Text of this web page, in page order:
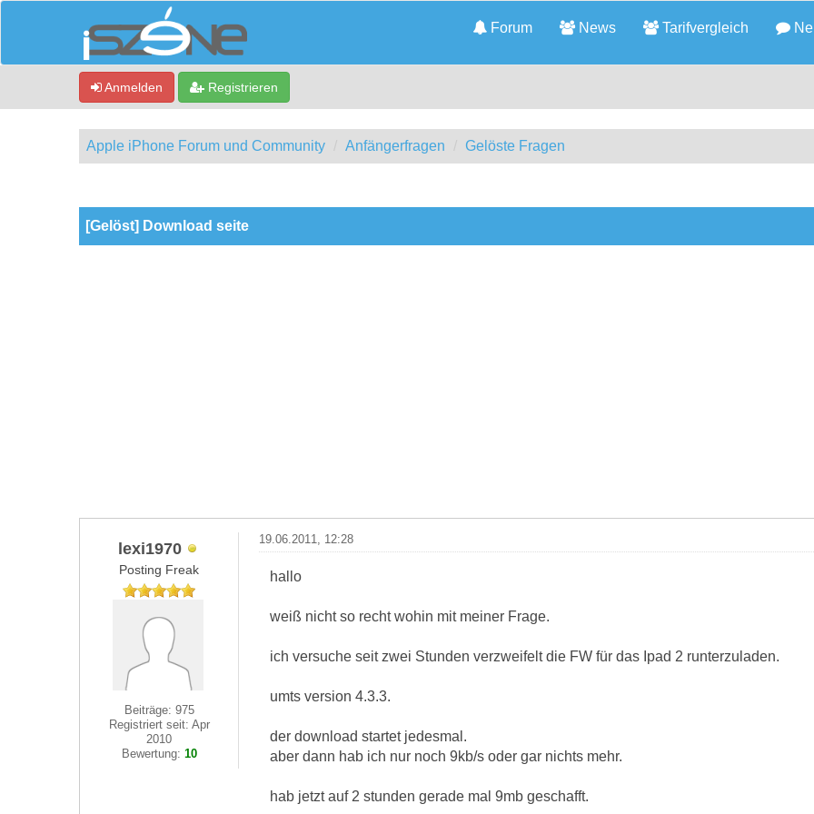
Forum News Tarifvergleich
Anmelden Registrieren
Apple iPhone Forum und Community Anfängerfragen Gelöste Fragen
[Gelöst] Download seite
lexi1970
Posting Freak
Beiträge: 975
Registriert seit: Apr
2010
Bewertung: 10
19.06.2011, 12:28
hallo
weiß nicht so recht wohin mit meiner Frage.
ich versuche seit zwei Stunden verzweifelt die FW für das Ipad 2 runterzuladen.
umts version 4.3.3.
der download startet jedesmal.
aber dann hab ich nur noch 9kb/s oder gar nichts mehr.
hab jetzt auf 2 stunden gerade mal 9mb geschafft.